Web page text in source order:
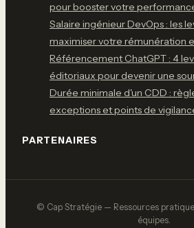
pour booster votre
Salaire ingénieur DevOps : les
maximiser votre rémunération
Référencement ChatGPT : 4
éditoriaux pour devenir une
Durée minimale d'un CDD :
exceptions et points de
PARTENAIRES
© Cap Stratégie — Ressources
équipes.